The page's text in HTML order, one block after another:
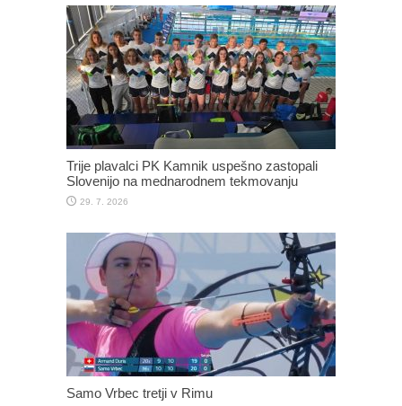
Trije plavalci PK Kamnik uspešno zastopali
Slovenijo na mednarodnem tekmovanju
29. 7. 2026
Samo Vrbec tretji v Rimu